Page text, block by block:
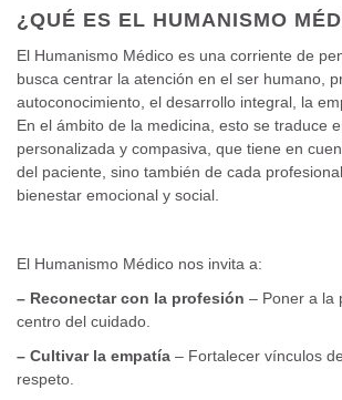
¿QUÉ ES EL HUMANISMO
El Humanismo Médico es una corriente de
busca centrar la atención en el ser humano,
autoconocimiento, el desarrollo integral, la
En el ámbito de la medicina, esto se traduce
personalizada y compasiva, que tiene en
del paciente, sino también de cada
bienestar emocional y social.
El Humanismo Médico nos invita a:
– Reconectar con la profesión – Poner a la
centro del cuidado.
– Cultivar la empatía – Fortalecer vínculos
respeto.